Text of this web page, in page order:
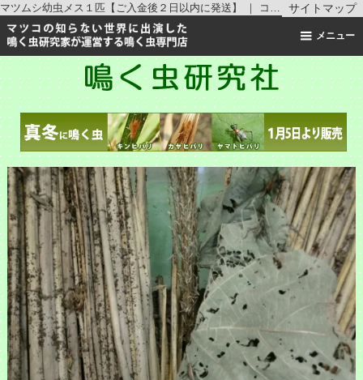
マツムシ幼虫メス１匹【ご入金後２日以内に発送】 ｜ コオロギの仲間 ｜鳴く虫研究社 | スズムシ マツムシ キリギリス 通販 サイトマップ
メニュー